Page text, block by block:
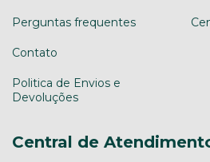
Perguntas frequentes
Contato
Politica de Envios e
Devoluções
Central de